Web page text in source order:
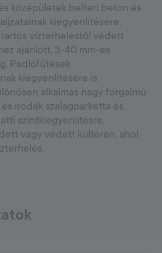
középületek beltéri beton és
kiegyenlítésére,
vízterheléstől védett
ajánlott, 3-40 mm-es
Padlófűtések
kiegyenlítésére is
alkalmas nagy forgalmú
irodák szalagparketta és
szintkiegyenlítésre.
vagy védett kültéren, ahol